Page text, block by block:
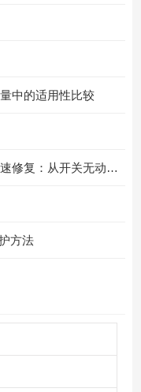
中的适用性比较
电缆浮球液位开关的故障诊断与快速修复：从开关无动作到信号异常
方法